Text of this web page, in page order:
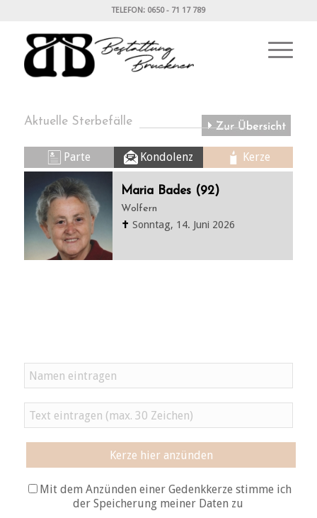
TELEFON: 0650 - 71 17 789
Aktuelle Sterbefälle
Parte Kondolenz Kerze
Maria Bades (92)
Wolfern
✝Sonntag, 14. Juni 2026
Kerze hier anzünden
Mit dem Anzünden einer Gedenkkerze stimme ich
der Speicherung meiner Daten zu